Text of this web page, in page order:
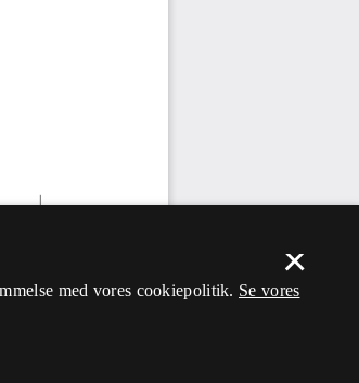
×
med vores cookiepolitik. Se vores